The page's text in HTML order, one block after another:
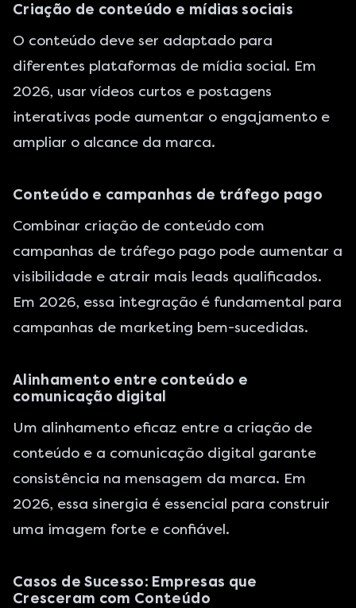
Criação de conteúdo e mídias sociais
O conteúdo deve ser adaptado para
diferentes plataformas de mídia social. Em
2026, usar vídeos curtos e postagens
interativas pode aumentar o engajamento e
ampliar o alcance da marca.
Conteúdo e campanhas de tráfego pago
Combinar criação de conteúdo com
campanhas de tráfego pago pode aumentar a
visibilidade e atrair mais leads qualificados.
Em 2026, essa integração é fundamental para
campanhas de marketing bem-sucedidas.
Alinhamento entre conteúdo e
comunicação digital
Um alinhamento eficaz entre a criação de
conteúdo e a comunicação digital garante
consistência na mensagem da marca. Em
2026, essa sinergia é essencial para construir
uma imagem forte e confiável.
Casos de Sucesso: Empresas que
Cresceram com Conteúdo